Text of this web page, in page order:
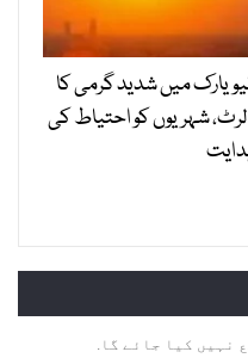
میں شدید گرمی کا
شہریوں کو احتیاط کی
نہیں کیا جائے گا.